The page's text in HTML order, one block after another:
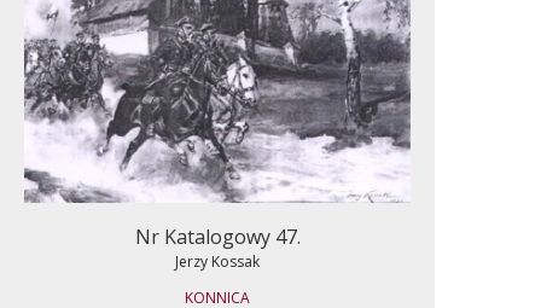
Nr Katalogowy 47.
Jerzy Kossak
KONNICA